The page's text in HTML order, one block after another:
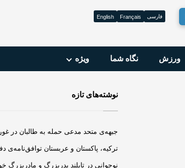
فارسی Français
English
ورزش نگاه شما ویژه‌
نوشته‌های تازه
جبهه‌ی متحد مدعی حمله به طالبان در
ترکیه، پاکستان و عربستان توافق‌نامه‌ی
نوجوانی در تایلند پدربزرگ و مادربزرگ